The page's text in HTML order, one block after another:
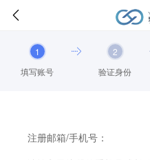
1
填写账号
2
验证身份
注册邮箱/手机号：